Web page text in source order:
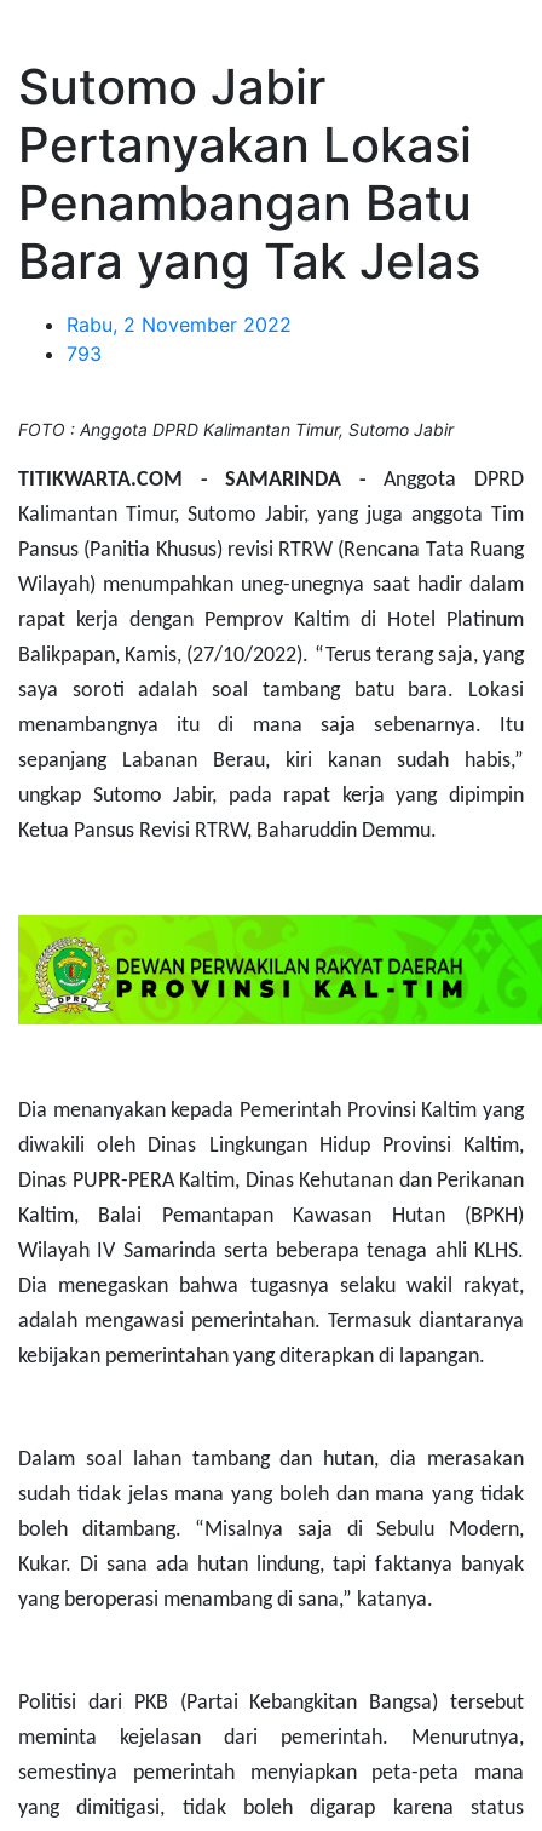
Sutomo Jabir
Pertanyakan Lokasi
Penambangan Batu
Bara yang Tak Jelas
Rabu, 2 November 2022
793
FOTO : Anggota DPRD Kalimantan Timur, Sutomo Jabir
TITIKWARTA.COM - SAMARINDA -Anggota DPRD
Kalimantan Timur, Sutomo Jabir, yang juga anggota Tim
Pansus (Panitia Khusus) revisi RTRW (Rencana Tata Ruang
Wilayah) menumpahkan uneg-unegnya saat hadir dalam
rapat kerja dengan Pemprov Kaltim di Hotel Platinum
Balikpapan, Kamis, (27/10/2022). “Terus terang saja, yang
saya soroti adalah soal tambang batu bara. Lokasi
menambangnya itu di mana saja sebenarnya. Itu
sepanjang Labanan Berau, kiri kanan sudah habis,”
ungkap Sutomo Jabir, pada rapat kerja yang dipimpin
Ketua Pansus Revisi RTRW, Baharuddin Demmu.
Dia menanyakan kepada Pemerintah Provinsi Kaltim yang
diwakili oleh Dinas Lingkungan Hidup Provinsi Kaltim,
Dinas PUPR-PERA Kaltim, Dinas Kehutanan dan Perikanan
Kaltim, Balai Pemantapan Kawasan Hutan (BPKH)
Wilayah IV Samarinda serta beberapa tenaga ahli KLHS.
Dia menegaskan bahwa tugasnya selaku wakil rakyat,
adalah mengawasi pemerintahan. Termasuk diantaranya
kebijakan pemerintahan yang diterapkan di lapangan.
Dalam soal lahan tambang dan hutan, dia merasakan
sudah tidak jelas mana yang boleh dan mana yang tidak
boleh ditambang. “Misalnya saja di Sebulu Modern,
Kukar. Di sana ada hutan lindung, tapi faktanya banyak
yang beroperasi menambang di sana,” katanya.
Politisi dari PKB (Partai Kebangkitan Bangsa) tersebut
meminta kejelasan dari pemerintah. Menurutnya,
semestinya pemerintah menyiapkan peta-peta mana
yang dimitigasi, tidak boleh digarap karena status